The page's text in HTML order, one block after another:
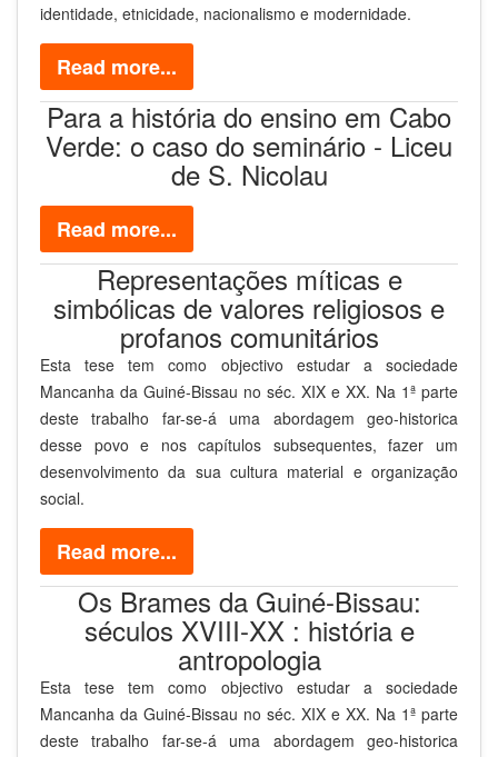
identidade, etnicidade, nacionalismo e modernidade.
Read more...
Para a história do ensino em Cabo
Verde: o caso do seminário - Liceu
de S. Nicolau
Read more...
Representações míticas e
simbólicas de valores religiosos e
profanos comunitários
Esta tese tem como objectivo estudar a sociedade
Mancanha da Guiné-Bissau no séc. XIX e XX. Na 1ª parte
deste trabalho far-se-á uma abordagem geo-historica
desse povo e nos capítulos subsequentes, fazer um
desenvolvimento da sua cultura material e organização
social.
Read more...
Os Brames da Guiné-Bissau:
séculos XVIII-XX : história e
antropologia
Esta tese tem como objectivo estudar a sociedade
Mancanha da Guiné-Bissau no séc. XIX e XX. Na 1ª parte
deste trabalho far-se-á uma abordagem geo-historica